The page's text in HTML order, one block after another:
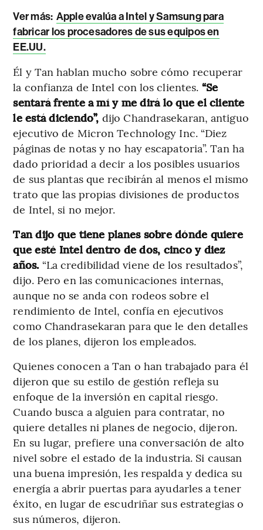
Ver más: Apple evalúa a Intel y Samsung para
fabricar los procesadores de sus equipos en
EE.UU.
Él y Tan hablan mucho sobre cómo recuperar
la confianza de Intel con los clientes. “Se
sentará frente a mí y me dirá lo que el cliente
le está diciendo”, dijo Chandrasekaran, antiguo
ejecutivo de Micron Technology Inc. “Diez
páginas de notas y no hay escapatoria”. Tan ha
dado prioridad a decir a los posibles usuarios
de sus plantas que recibirán al menos el mismo
trato que las propias divisiones de productos
de Intel, si no mejor.
Tan dijo que tiene planes sobre dónde quiere
que esté Intel dentro de dos, cinco y diez
años. “La credibilidad viene de los resultados”,
dijo. Pero en las comunicaciones internas,
aunque no se anda con rodeos sobre el
rendimiento de Intel, confía en ejecutivos
como Chandrasekaran para que le den detalles
de los planes, dijeron los empleados.
Quienes conocen a Tan o han trabajado para él
dijeron que su estilo de gestión refleja su
enfoque de la inversión en capital riesgo.
Cuando busca a alguien para contratar, no
quiere detalles ni planes de negocio, dijeron.
En su lugar, prefiere una conversación de alto
nivel sobre el estado de la industria. Si causan
una buena impresión, les respalda y dedica su
energía a abrir puertas para ayudarles a tener
éxito, en lugar de escudriñar sus estrategias o
sus números, dijeron.